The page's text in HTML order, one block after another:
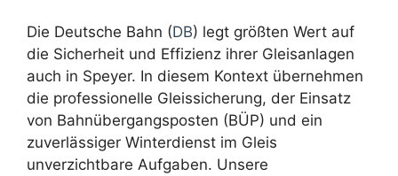
Die Deutsche Bahn (DB) legt größten Wert auf
die Sicherheit und Effizienz ihrer Gleisanlagen
auch in Speyer. In diesem Kontext übernehmen
die professionelle Gleissicherung, der Einsatz
von Bahnübergangsposten (BÜP) und ein
zuverlässiger Winterdienst im Gleis
unverzichtbare Aufgaben. Unsere